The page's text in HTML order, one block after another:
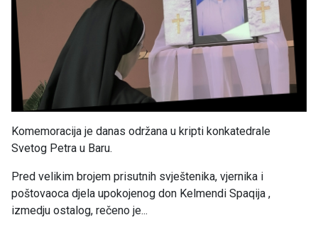
Komemoracija je danas održana u kripti konkatedrale
Svetog Petra u Baru.
Pred velikim brojem prisutnih svještenika, vjernika i
poštovaoca djela upokojenog don Kelmendi Spaqija ,
izmedju ostalog, rečeno je...